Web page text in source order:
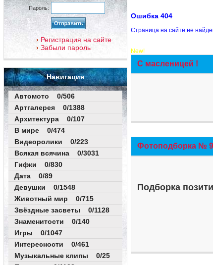
Пароль:
Регистрация на сайте
Забыли пароль
Навигация
Автомото 0/506
Артгалерея 0/1388
Архитектура 0/107
В мире 0/474
Видеоролики 0/223
Всякая всячина 0/3031
Гифки 0/830
Дата 0/89
Девушки 0/1548
Животный мир 0/715
Звёздные засветы 0/1128
Знаменитости 0/140
Игры 0/1047
Интересности 0/461
Музыкальные клипы 0/25
Ошибка 404
Страница на сайте не
New!
С масленицей !
Фотоподборка №
Подборка